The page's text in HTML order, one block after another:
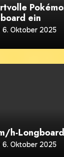
ein
6. Oktober 2025
h-Longboard
6. Oktober 2025